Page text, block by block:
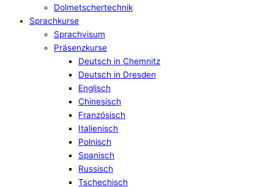
Dolmetschertechnik
Sprachkurse
Sprachvisum
Präsenzkurse
Deutsch in Chemnitz
Deutsch in Dresden
Englisch
Chinesisch
Französisch
Italienisch
Polnisch
Spanisch
Russisch
Tschechisch